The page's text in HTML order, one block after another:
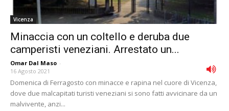
Vicenza
Minaccia con un coltello e deruba due
camperisti veneziani. Arrestato un...
Omar Dal Maso -
16 Agosto 2021
Domenica di Ferragosto con minacce e rapina nel cuore di Vicenza,
dove due malcapitati turisti veneziani si sono fatti avvicinare da un
malvivente, anzi...